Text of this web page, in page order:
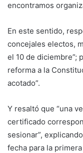
encontramos
En este sentido,
concejales electos,
el 10 de diciembre”;
reforma a la
acotado”.
Y resaltó que “una
certificado
sesionar”,
fecha para la